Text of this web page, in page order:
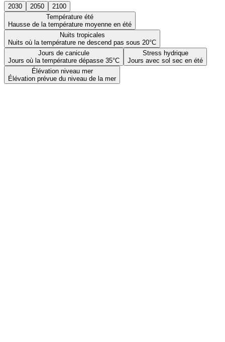
2030 2050
2100
Température été
Hausse de la température moyenne en été
Nuits tropicales
Nuits où la température ne descend pas sous 20°C
Jours de canicule
Jours où la température dépasse 35°C
Stress hydrique
Jours avec sol sec en été
Élévation niveau mer
Élévation prévue du niveau de la mer